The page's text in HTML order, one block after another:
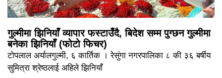
गुल्मीमा झिनियाँ व्यापार फस्टाउँदै, बिदेश सम्म पुग्छन गुल्मीमा
बनेका झिनियाँ (फोटो फिचर)
टोपलाल अर्यालगुल्मी, ६ कार्तिक । रेसुंगा नगरपालिका ८ की ३६ बर्षीय
सुमित्रा श्रेष्ठलाई अहिले झिनियाँ